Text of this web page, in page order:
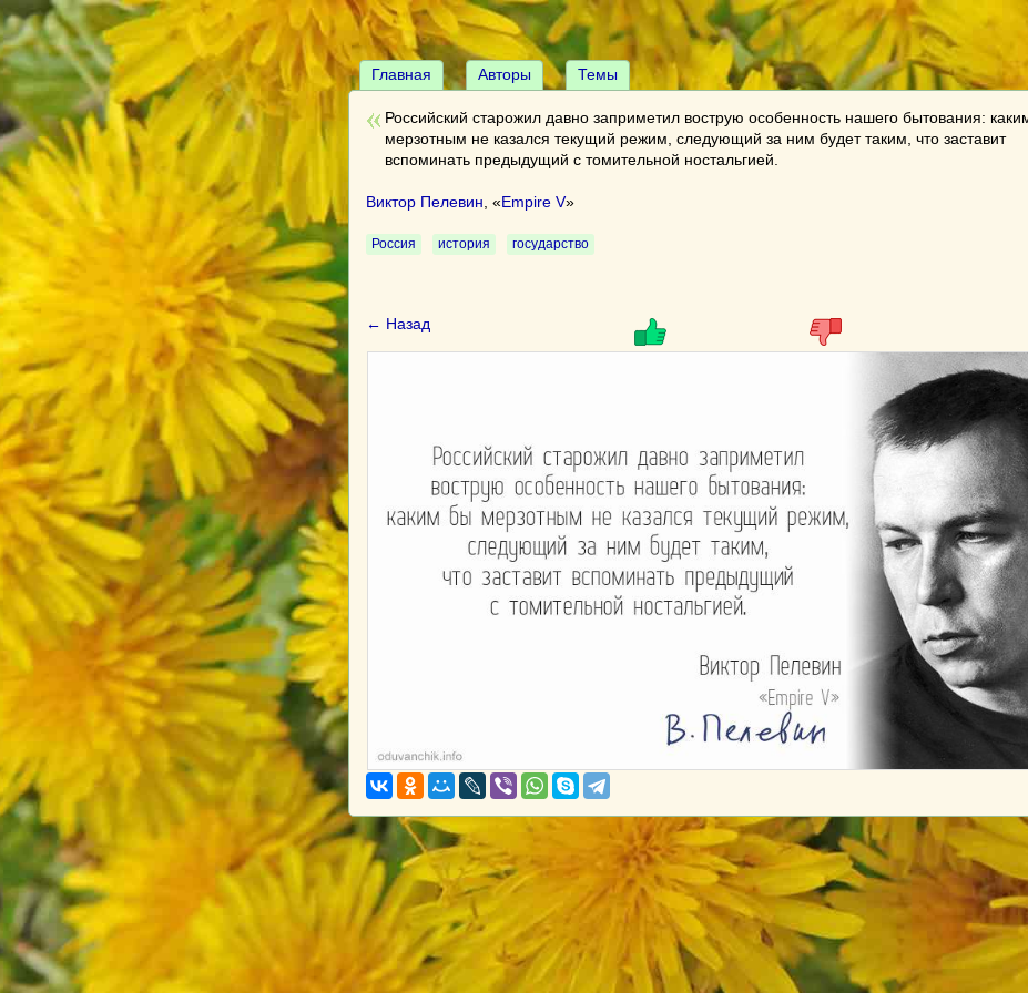
Главная Авторы Темы
Российский старожил давно заприметил вострую особенность нашего бытования:
мерзотным не казался текущий режим, следующий за ним будет таким, что заставит
вспоминать предыдущий с томительной ностальгией.
Виктор Пелевин , «Empire V»
Россия история государство
← Назад